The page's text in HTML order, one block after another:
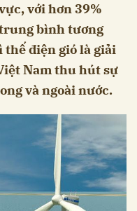
với hơn 39%
bình tương
thế điện gió là giải
Nam thu hút sự
và ngoài nước.